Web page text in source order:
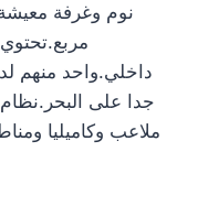
داخلي.واحد منهم
جدا على
ملاعب وكاميليا